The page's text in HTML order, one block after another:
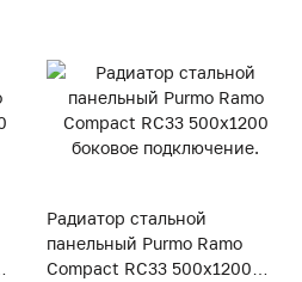
Радиатор стальной
панельный Purmo Ramo
Compact RC33 500x1200